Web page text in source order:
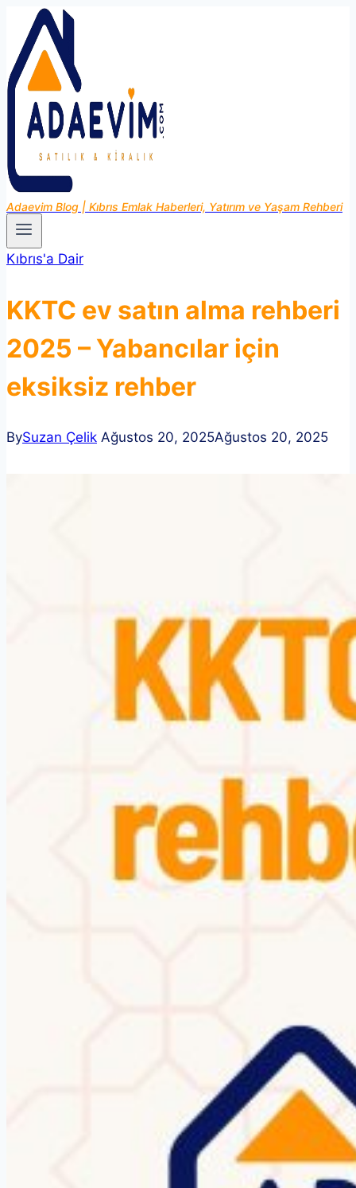
content
Adaevim Blog | Kıbrıs Emlak Haberleri, Yatırım ve Yaşam Rehberi
Kıbrıs'a Dair
KKTC ev satın alma rehberi
2025 – Yabancılar için
eksiksiz rehber
BySuzan Çelik Ağustos 20, 2025Ağustos 20, 2025